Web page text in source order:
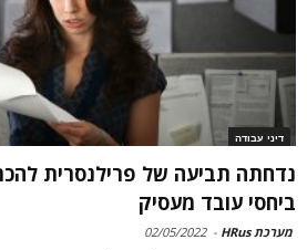
דיני עבודה
נדחתה תביעה של פרילנסרית
ביחסי עובד מעסיק
מערכת HRus -
02/05/2022